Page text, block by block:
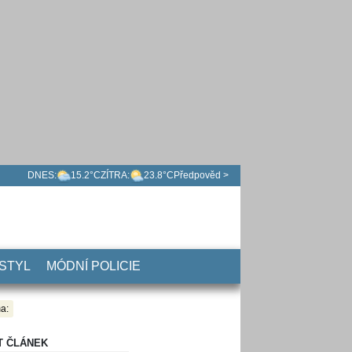
DNES: 15.2°CZÍTRA: 23.8°C Předpověd >
MÓDNÍ POLICIE
ČLÁNEK